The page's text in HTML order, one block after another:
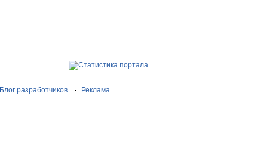
Блог разработчиков
Реклама